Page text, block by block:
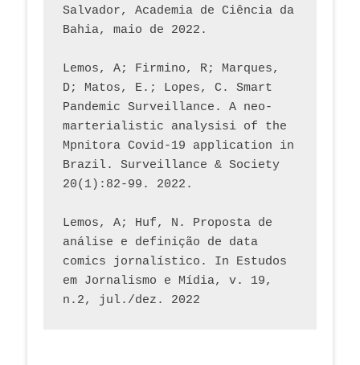
Salvador, Academia de Ciência da
Bahia, maio de 2022.
Lemos, A; Firmino, R; Marques,
D; Matos, E.; Lopes, C. Smart
Pandemic Surveillance. A neo-
marterialistic analysisi of the
Mpnitora Covid-19 application in
Brazil. Surveillance & Society
20(1):82-99. 2022.
Lemos, A; Huf, N. Proposta de
análise e definição de data
comics jornalístico. In Estudos
em Jornalismo e Mídia, v. 19,
n.2, jul./dez. 2022